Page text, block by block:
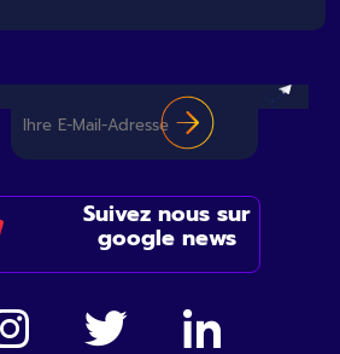
Suivez nous sur
google news